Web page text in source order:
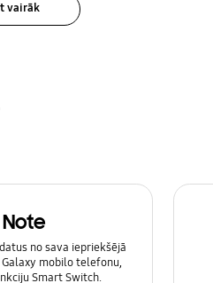
vairāk
Note
no sava iepriekšējā
mobilo telefonu,
Smart Switch.